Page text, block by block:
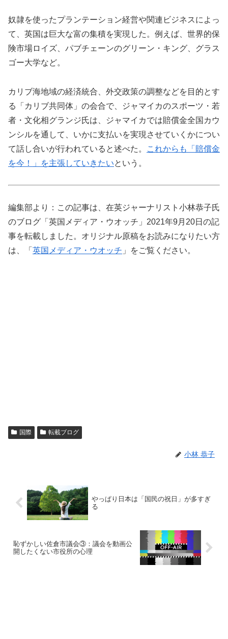
奴隷を使ったプランテーション経営や関連ビジネスによっ
て、英国は巨大な富の集積を実現した。例えば、世界的保
険市場ロイズ、パブチェーンのグリーン・キング、グラス
ゴー大学など。
カリブ海地域の経済統合、外交政策の調整などを目的とす
る「カリブ共同体」の会合で、ジャマイカのスポーツ・若
者・文化相グランジ氏は、ジャマイカでは賠償金全国カウ
ンシルを通して、いかに支払いを実現させていくかについ
て話し合いが行われていると述べた。
これからも「賠償金
を今！」を主張していきたいという。
編集部より：この記事は、在英ジャーナリスト小林恭子氏
のブログ「英国メディア・ウオッチ」2021年9月20日の記
事を転載しました。オリジナル原稿をお読みになりたい方
は、「 英国メディア・ウオッチ 」をご覧ください。
国際 転載ブログ
小林 恭子
やっぱり日本は「国民の祝日」が多すぎ
る
恥ずかしい佐倉市議会③：議会を動画公
開したくない市役所の心理